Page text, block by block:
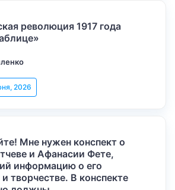
революция 1917 года
2026
Мне нужен конспект о
и Афанасии Фете,
информацию о его
творчестве. В конспекте